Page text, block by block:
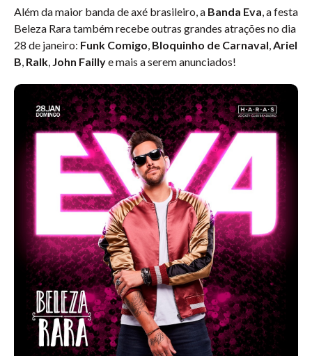
Além da maior banda de axé brasileiro, a Banda Eva, a festa
Beleza Rara também recebe outras grandes atrações no dia
28 de janeiro: Funk Comigo, Bloquinho de Carnaval,Ariel
B, Ralk, John Faillye mais a serem anunciados!